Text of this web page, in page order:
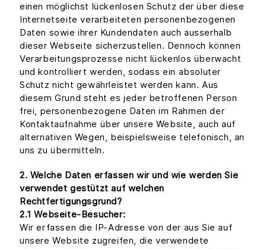
einen möglichst lückenlosen Schutz der über diese
Internetseite verarbeiteten personenbezogenen
Daten sowie ihrer Kundendaten auch ausserhalb
dieser Webseite sicherzustellen. Dennoch können
Verarbeitungsprozesse nicht lückenlos überwacht
und kontrolliert werden, sodass ein absoluter
Schutz nicht gewährleistet werden kann. Aus
diesem Grund steht es jeder betroffenen Person
frei, personenbezogene Daten im Rahmen der
Kontaktaufnahme über unsere Website, auch auf
alternativen Wegen, beispielsweise telefonisch, an
uns zu übermitteln.
2. Welche Daten erfassen wir und wie werden Sie
verwendet gestützt auf welchen
Rechtfertigungsgrund?
2.1 Webseite-Besucher:
Wir erfassen die IP-Adresse von der aus Sie auf
unsere Website zugreifen, die verwendete